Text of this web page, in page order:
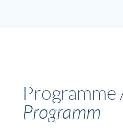
Programme /
Programm